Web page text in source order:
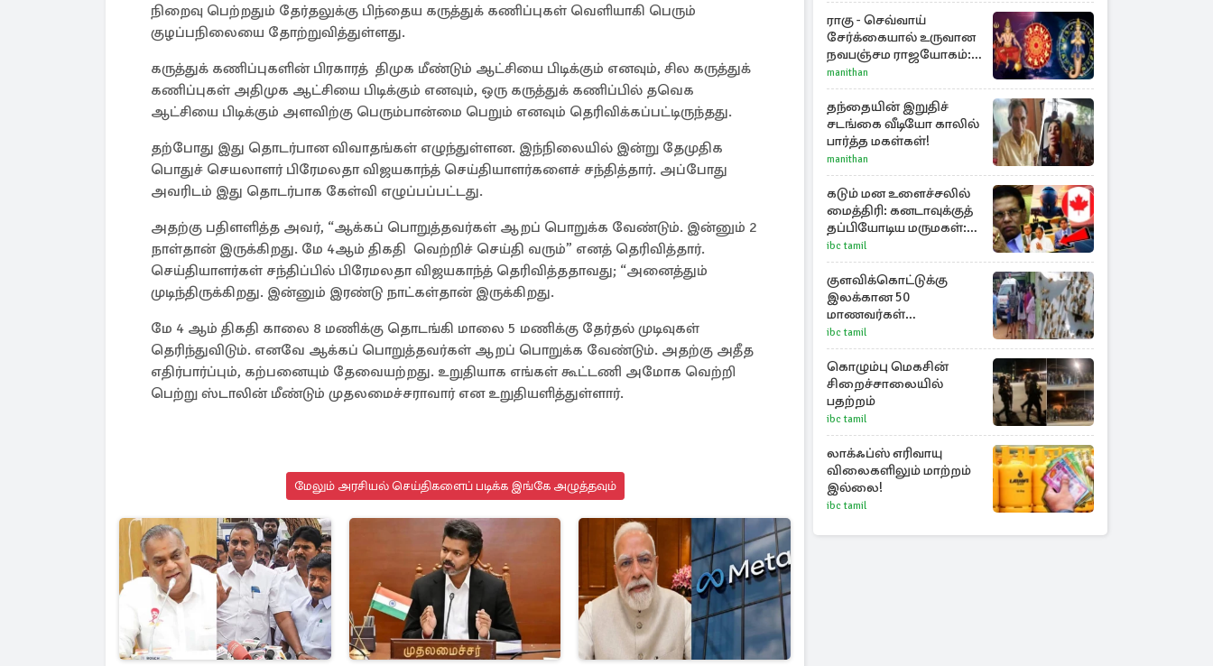
நிறைவு பெற்றதும் தேர்தலுக்கு பிந்தைய கருத்துக் கணிப்புகள் வெளியாகி பெரும்
குழப்பநிலையை தோற்றுவித்துள்ளது.
கருத்துக் கணிப்புகளின் பிரகாரத் திமுக மீண்டும் ஆட்சியை பிடிக்கும் எனவும், சில கருத்துக்
கணிப்புகள் அதிமுக ஆட்சியை பிடிக்கும் எனவும், ஒரு கருத்துக் கணிப்பில் தவெக
ஆட்சியை பிடிக்கும் அளவிற்கு பெரும்பான்மை பெறும் எனவும் தெரிவிக்கப்பட்டிருந்தது.
தற்போது இது தொடர்பான விவாதங்கள் எழுந்துள்ளன. இந்நிலையில் இன்று தேமுதிக
பொதுச் செயலாளர் பிரேமலதா விஜயகாந்த் செய்தியாளர்களைச் சந்தித்தார். அப்போது
அவரிடம் இது தொடர்பாக கேள்வி எழுப்பப்பட்டது.
அதற்கு பதிளளித்த அவர், “ஆக்கப் பொறுத்தவர்கள் ஆறப் பொறுக்க வேண்டும். இன்னும் 2
நாள்தான் இருக்கிறது. மே 4ஆம் திகதி வெற்றிச் செய்தி வரும்” எனத் தெரிவித்தார்.
செய்தியாளர்கள் சந்திப்பில் பிரேமலதா விஜயகாந்த் தெரிவித்ததாவது; “அனைத்தும்
முடிந்திருக்கிறது. இன்னும் இரண்டு நாட்கள்தான் இருக்கிறது.
மே 4 ஆம் திகதி காலை 8 மணிக்கு தொடங்கி மாலை 5 மணிக்கு தேர்தல் முடிவுகள்
தெரிந்துவிடும். எனவே ஆக்கப் பொறுத்தவர்கள் ஆறப் பொறுக்க வேண்டும். அதற்கு அதீத
எதிர்பார்ப்பும், கற்பனையும் தேவையற்றது. உறுதியாக எங்கள் கூட்டணி அமோக வெற்றி
பெற்று ஸ்டாலின் மீண்டும் முதலமைச்சராவார் என உறுதியளித்துள்ளார்.
மேலும் அரசியல் செய்திகளைப் படிக்க இங்கே அழுத்தவும்
ராகு - செவ்வாய்
சேர்க்கையால் உருவான
நவபஞ்சம ராஜயோகம்:
அதிர்ஷ்டம் பெறும் 3
ராசிகள்!
manithan
தந்தையின் இறுதிச்
சடங்கை வீடியோ காலில்
பார்த்த மகள்கள்!
manithan
கடும் மன உளைச்சலில்
மைத்திரி: கனடாவுக்குத்
தப்பியோடிய மருமகள்:
மகன் கொழும்பில்...!
ibc tamil
குளவிக்கொட்டுக்கு
இலக்கான 50
மாணவர்கள்
மருத்துவமனையில்
அனுமதி : மூவரின்
நிலை கவலைக்கிடம்
ibc tamil
கொழும்பு மெகசின்
சிறைச்சாலையில்
பதற்றம்
ibc tamil
லாக்ஃப்ஸ் எரிவாயு
விலைகளிலும் மாற்றம்
இல்லை!
ibc tamil